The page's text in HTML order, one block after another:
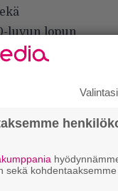
luvun lopun
Valintasi
sekä